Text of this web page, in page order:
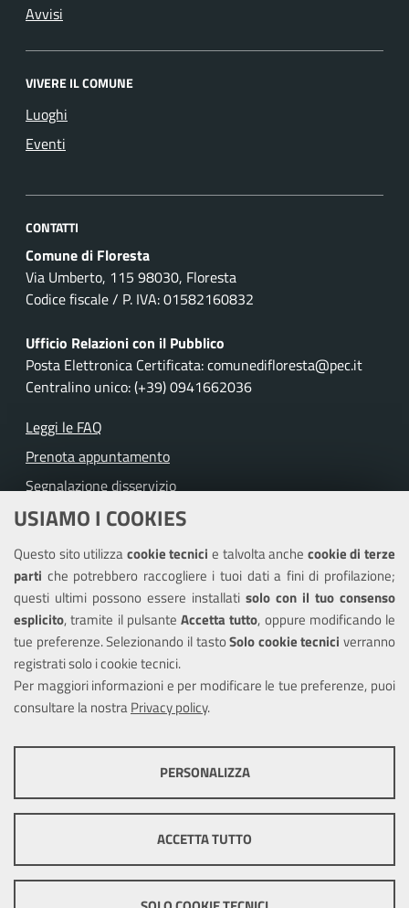
USIAMO I COOKIES
Questo sito utilizzacookie tecnicie talvolta anche cookie di terze
parti che potrebbero raccogliere i tuoi dati a fini di profilazione;
questi ultimi possono essere installati solo con il tuo consenso
esplicito, tramite il pulsante Accetta tutto, oppure modificando le
tue preferenze. Selezionando il tastoSolo cookie tecnici verranno
registrati solo i cookie tecnici.
Per maggiori informazioni e per modificare le tue preferenze, puoi
consultare la nostraPrivacy policy.
ottimale per ogni utente. Essi non raccolgono i tuoi dati e le tue
informazioni di navigazione per scopi di marketing e profilazione, e
pertanto possono essere utilizzati senza bisogno di acquisire il tuo
PERSONALIZZA
ACCETTA TUTTO
Avvisi
VIVERE IL COMUNE
Luoghi
Eventi
CONTATTI
Comune di Floresta
Via Umberto, 115 98030, Floresta
Codice fiscale / P. IVA: 01582160832
Ufficio Relazioni con il Pubblico
Posta Elettronica Certificata: comunedifloresta@pec.it
Centralino unico: (+39) 0941662036
Leggi le FAQ
Prenota appuntamento
Segnalazione disservizio
Richiesta assistenza
Amministrazione trasparente
Informativa privacy
Note legali
Piano di miglioramento dei servizi
Dichiarazione di accessibilità
Mappa del sito
Cookie